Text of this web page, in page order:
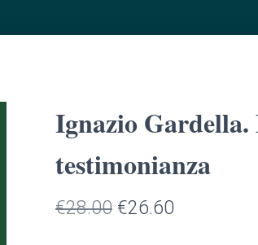
Ignazio
testimonianza
€28.00 Il
€26.60